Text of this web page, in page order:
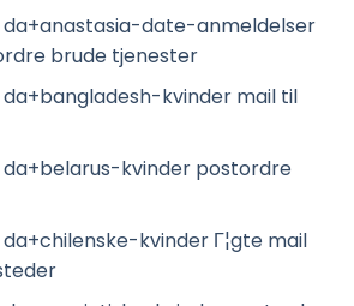
date-anmeldelser
brude tjenester
kvinder mail til
kvinder postordre
kvinder Г¦gte mail